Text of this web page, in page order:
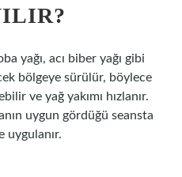
yağı, acı biber yağı gibi
bölgeye sürülür, böylece
ve yağ yakımı hızlanır.
uygun gördüğü seansta
uygulanır.